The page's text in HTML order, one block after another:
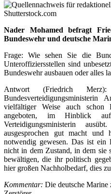
Nader Mohamed befragt
Bundeswehr und deutsche
Frage: Wie sehen Sie die
Unteroffiziersstellen sind
Bundeswehr ausbauen oder alles
Antwort (Friedrich
Bundesverteidigungsministerin
vielfältiger Weise auch schon
angeboten, im Hinblick
Verteidigungsministerin
ausgesprochen gut macht und
notwendig gewesen. Das ist ein
nicht in dem Zustand, in dem sie
bewältigen, die ihr politisch
hier großen Nachholbedarf, dies
Kommentar: Die deutsche Marine